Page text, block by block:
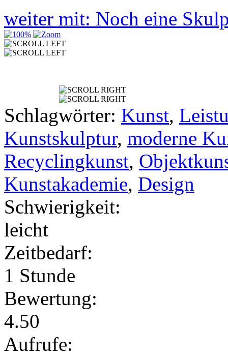
weiter mit: Noch eine
Schlagwörter: Kunst,
Kunstskulptur, moderne
Recyclingkunst,
Kunstakademie, Design
Schwierigkeit:
leicht
Zeitbedarf:
1 Stunde
Bewertung:
4.50
Aufrufe: